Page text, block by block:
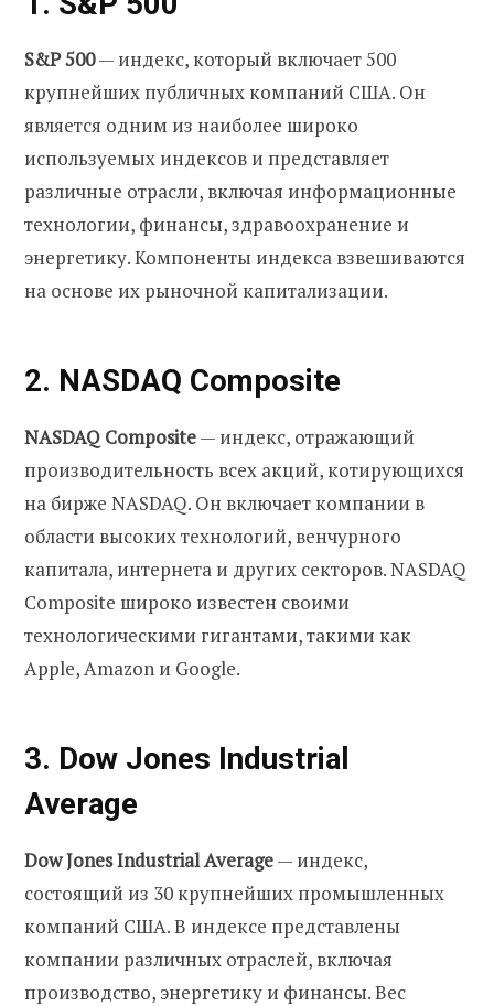
S&P 500— индекс, который включает 500
крупнейших публичных компаний США. Он
является одним из наиболее широко
используемых индексов и представляет
различные отрасли, включая информационные
технологии, финансы, здравоохранение и
энергетику. Компоненты индекса взвешиваются
на основе их рыночной капитализации.
2. NASDAQ Composite
NASDAQ Composite— индекс, отражающий
производительность всех акций, котирующихся
на бирже NASDAQ. Он включает компании в
области высоких технологий, венчурного
капитала, интернета и других секторов. NASDAQ
Composite широко известен своими
технологическими гигантами, такими как
Apple, Amazon и Google.
3. Dow Jones Industrial
Average
Dow Jones Industrial Average— индекс,
состоящий из 30 крупнейших промышленных
компаний США. В индексе представлены
компании различных отраслей, включая
производство, энергетику и финансы. Вес